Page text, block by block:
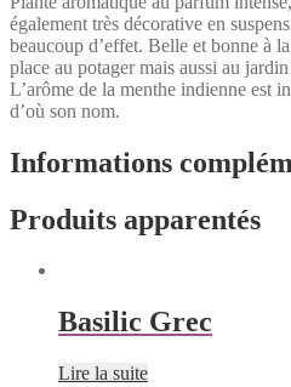
également très décorative en
beaucoup d’effet. Belle et bonne à
place au potager mais aussi au
L’arôme de la menthe indienne est
d’où son nom.
Informations
Produits apparentés
Basilic Grec
Lire la suite